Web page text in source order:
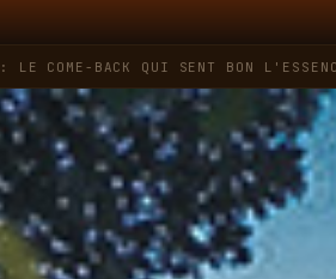
BACK QUI SENT BON L'ESSENCE ET LE